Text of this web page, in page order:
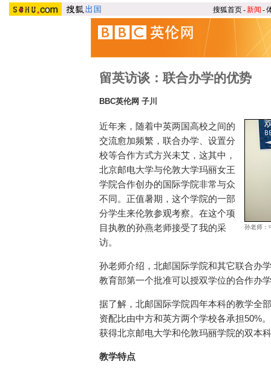
搜狐首页-新闻 -
留英访谈：联合办学的优势
BBC英伦网 子川
孙老师：
近年来，随着中英两国高校之间的
交流愈加频繁，联合办学、设置分
校等合作方式方兴未艾，这其中，
北京邮电大学与伦敦大学玛丽女王
学院合作创办的国际学院非常与众
不同。正值暑期，这个学院的一部
分学生来伦敦参观考察。在这个项
目执教的孙燕老师接受了我的采
访。
孙老师介绍，北邮国际学院和其它联合办
教育部第一个批准可以授双学位的合作办
据了解，北邮国际学院四年本科的教学全
资配比由中方和英方两个学校各承担50%
获得北京邮电大学和伦敦玛丽学院的双本
教学特点